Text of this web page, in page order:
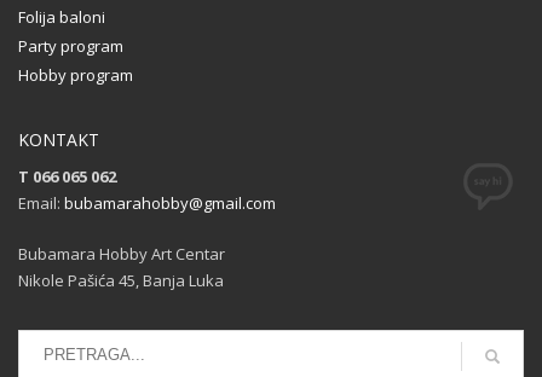
Folija baloni
Party program
Hobby program
KONTAKT
T 066 065 062
Email: bubamarahobby@gmail.com
Bubamara Hobby Art Centar
Nikole Pašića 45, Banja Luka